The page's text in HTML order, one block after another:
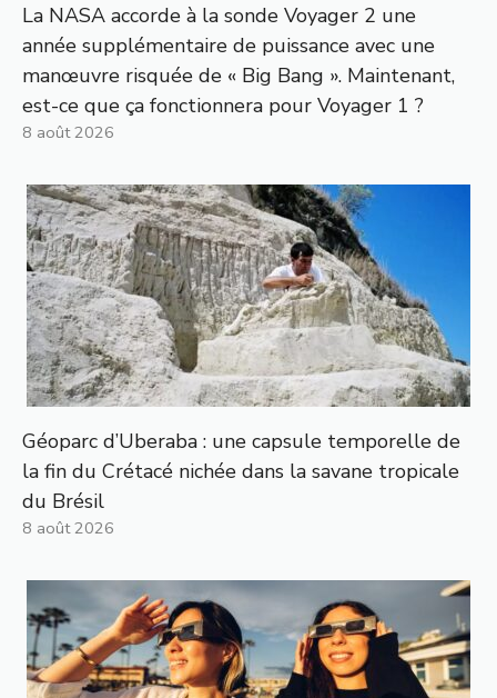
La NASA accorde à la sonde Voyager 2 une
année supplémentaire de puissance avec une
manœuvre risquée de « Big Bang ». Maintenant,
est-ce que ça fonctionnera pour Voyager 1 ?
8 août 2026
Géoparc d’Uberaba : une capsule temporelle de
la fin du Crétacé nichée dans la savane tropicale
du Brésil
8 août 2026